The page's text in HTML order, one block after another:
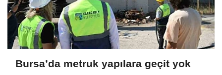
Bursa’da metruk yapılara geçit yok